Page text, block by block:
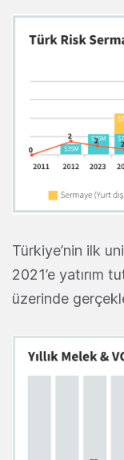
Türkiye’nin ilk
2021’e yatırım
üzerinde